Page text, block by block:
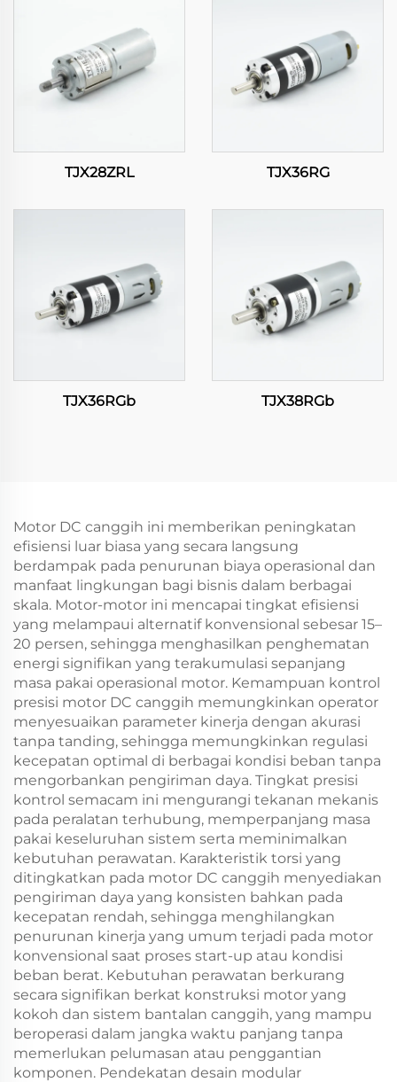
TJX28ZRL TJX36RG
TJX36RGb TJX38RGb
Motor DC canggih ini memberikan peningkatan
efisiensi luar biasa yang secara langsung
berdampak pada penurunan biaya operasional dan
manfaat lingkungan bagi bisnis dalam berbagai
skala. Motor-motor ini mencapai tingkat efisiensi
yang melampaui alternatif konvensional sebesar 15–
20 persen, sehingga menghasilkan penghematan
energi signifikan yang terakumulasi sepanjang
masa pakai operasional motor. Kemampuan kontrol
presisi motor DC canggih memungkinkan operator
menyesuaikan parameter kinerja dengan akurasi
tanpa tanding, sehingga memungkinkan regulasi
kecepatan optimal di berbagai kondisi beban tanpa
mengorbankan pengiriman daya. Tingkat presisi
kontrol semacam ini mengurangi tekanan mekanis
pada peralatan terhubung, memperpanjang masa
pakai keseluruhan sistem serta meminimalkan
kebutuhan perawatan. Karakteristik torsi yang
ditingkatkan pada motor DC canggih menyediakan
pengiriman daya yang konsisten bahkan pada
kecepatan rendah, sehingga menghilangkan
penurunan kinerja yang umum terjadi pada motor
konvensional saat proses start-up atau kondisi
beban berat. Kebutuhan perawatan berkurang
secara signifikan berkat konstruksi motor yang
kokoh dan sistem bantalan canggih, yang mampu
beroperasi dalam jangka waktu panjang tanpa
memerlukan pelumasan atau penggantian
komponen. Pendekatan desain modular